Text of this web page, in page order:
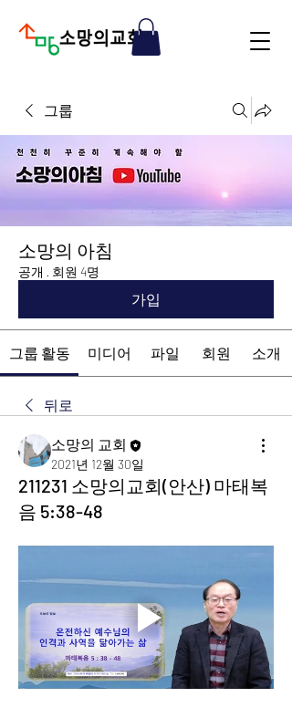
그룹
소망의 아침
공개 · 회원 4명
가입
그룹 활동 미디어 파일 회원 소개
뒤로
소망의 교회
2021년 12월 30일
211231 소망의교회(안산) 마태복
음 5:38-48